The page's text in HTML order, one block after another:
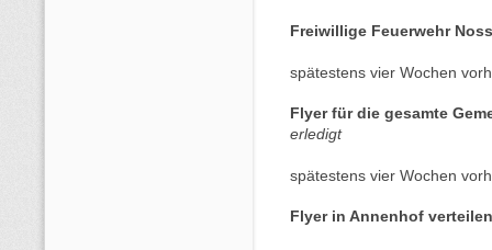
Freiwillige Feuerwehr
spätestens vier Wochen
Flyer für die gesamte
erledigt
spätestens vier Wochen
Flyer in Annenhof verteilen